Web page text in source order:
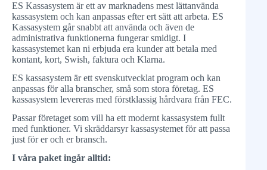
ES Kassasystem är ett av marknadens mest lättanvända
kassasystem och kan anpassas efter ert sätt att arbeta. ES
Kassasystem går snabbt att använda och även de
administrativa funktionerna fungerar smidigt. I
kassasystemet kan ni erbjuda era kunder att betala med
kontant, kort, Swish, faktura och Klarna.
ES kassasystem är ett svenskutvecklat program och kan
anpassas för alla branscher, små som stora företag. ES
kassasystem levereras med förstklassig hårdvara från FEC.
Passar företaget som vill ha ett modernt kassasystem fullt
med funktioner. Vi skräddarsyr kassasystemet för att passa
just för er och er bransch.
I våra paket ingår alltid: